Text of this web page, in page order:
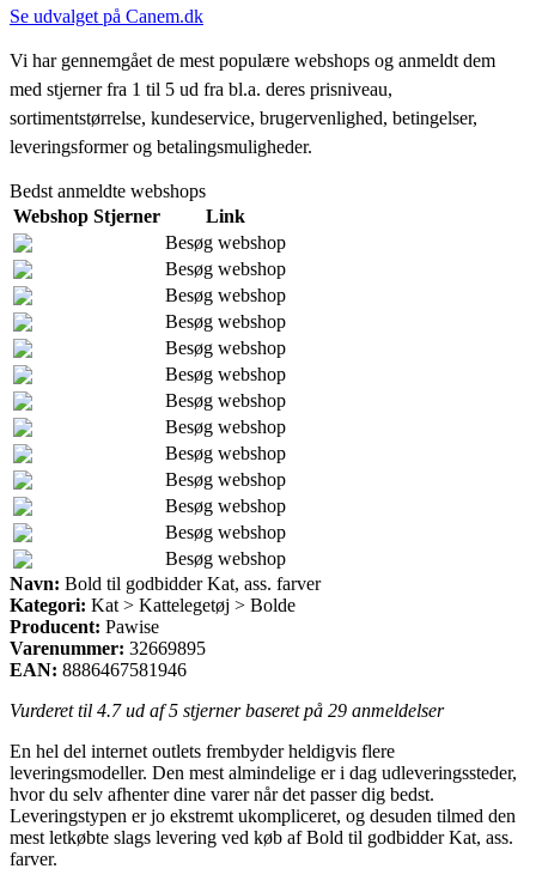
Se udvalget på Canem.dk
Vi har gennemgået de mest populære webshops og anmeldt dem
med stjerner fra 1 til 5 ud fra bl.a. deres prisniveau,
sortimentstørrelse, kundeservice, brugervenlighed, betingelser,
leveringsformer og betalingsmuligheder.
Bedst anmeldte webshops
Webshop Stjerner
Link
Besøg webshop
Besøg webshop
Besøg webshop
Besøg webshop
Besøg webshop
Besøg webshop
Besøg webshop
Besøg webshop
Besøg webshop
Besøg webshop
Besøg webshop
Besøg webshop
Besøg webshop
Navn: Bold til godbidder Kat, ass. farver
Kategori: Kat > Kattelegetøj > Bolde
Producent: Pawise
Varenummer: 32669895
EAN: 8886467581946
Vurderet til 4.7ud af 5 stjerner baseret på 29 anmeldelser
En hel del internet outlets frembyder heldigvis flere
leveringsmodeller. Den mest almindelige er i dag udleveringssteder,
hvor du selv afhenter dine varer når det passer dig bedst.
Leveringstypen er jo ekstremt ukompliceret, og desuden tilmed den
mest letkøbte slags levering ved køb af Bold til godbidder Kat, ass.
farver.